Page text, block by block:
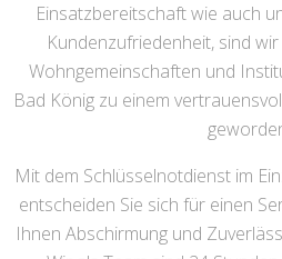
Einsatzbereitschaft wie auch
Kundenzufriedenheit, sind
Wohngemeinschaften und
Bad König zu einem
Mit dem Schlüsselnotdienst im
entscheiden Sie sich für einen
Ihnen Abschirmung und